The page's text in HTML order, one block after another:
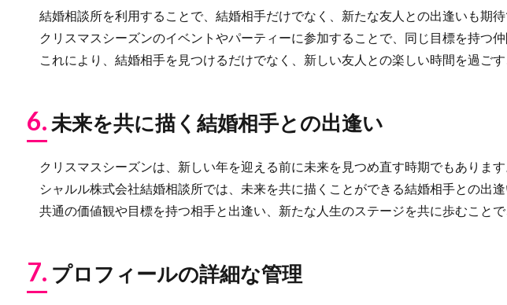
結婚相談所を利用することで、結婚相手だけでなく、新たな友人との出逢いも期待
クリスマスシーズンのイベントやパーティーに参加することで、同じ目標を持つ
これにより、結婚相手を見つけるだけでなく、新しい友人との楽しい時間を過ごす
6.未来を共に描く結婚相手との出逢い
クリスマスシーズンは、新しい年を迎える前に未来を見つめ直す時期でもあります
シャルル株式会社結婚相談所では、未来を共に描くことができる結婚相手との出逢
共通の価値観や目標を持つ相手と出逢い、新たな人生のステージを共に歩むことで
7. プロフィールの詳細な管理